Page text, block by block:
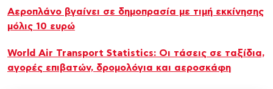
Αεροπλάνο βγαίνει σε δημοπρασία με τιμή εκκίνησης
μόλις 10 ευρώ
World Air Transport Statistics: Οι τάσεις σε ταξίδια,
αγορές επιβατών, δρομολόγια και αεροσκάφη